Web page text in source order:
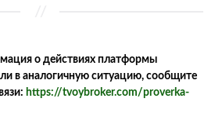
о действиях платформы
в аналогичную ситуацию, сообщите
https://tvoybroker.com/proverka-